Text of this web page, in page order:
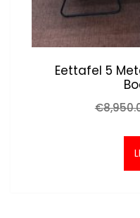
Eettafel 5
€